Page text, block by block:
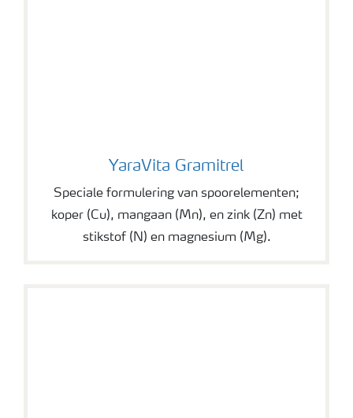
YaraVita Gramitrel
YaraVita Gramitrel
Speciale formulering van spoorelementen;
koper (Cu), mangaan (Mn), en zink (Zn) met
stikstof (N) en magnesium (Mg).